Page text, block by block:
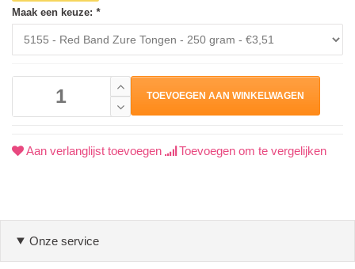
Maak een keuze: *
TOEVOEGEN AAN WINKELWAGEN
Aan verlanglijst toevoegen Toevoegen om te vergelijken
Onze service